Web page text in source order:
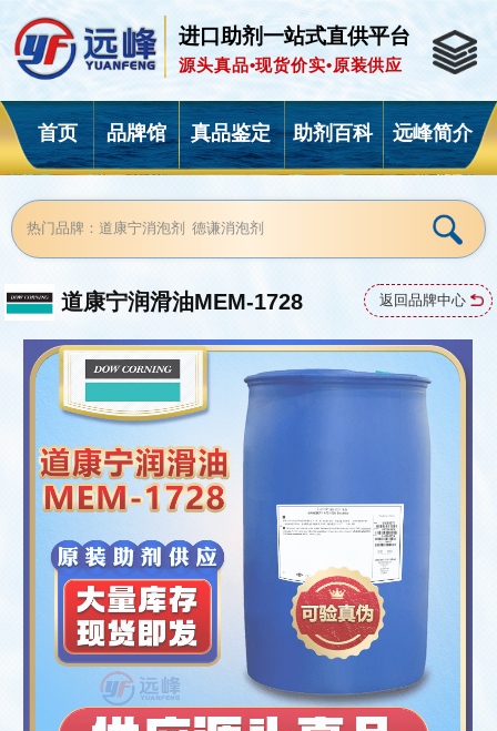
进口助剂一站式直供平台
源头真品•现货价实•原装供应
首页 品牌馆 真品鉴定 助剂百科 远峰简介
道康宁润滑油MEM-1728 返回品牌中心